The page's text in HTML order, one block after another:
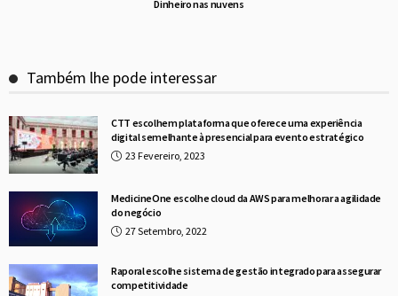
Dinheiro nas nuvens
Também lhe pode interessar
CTT escolhem plataforma que oferece uma experiência
digital semelhante à presencial para evento estratégico
23 Fevereiro, 2023
MedicineOne escolhe cloud da AWS para melhorar a agilidade
do negócio
27 Setembro, 2022
Raporal escolhe sistema de gestão integrado para assegurar
competitividade